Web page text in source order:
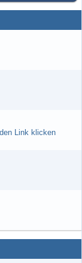
Link klicken